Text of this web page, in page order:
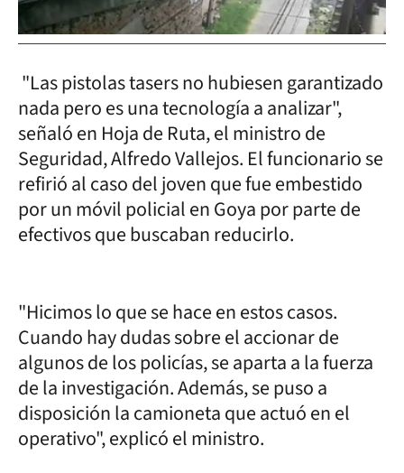
"Las pistolas tasers no hubiesen garantizado
nada pero es una tecnología a analizar",
señaló en Hoja de Ruta, el ministro de
Seguridad, Alfredo Vallejos. El funcionario se
refirió al caso del joven que fue embestido
por un móvil policial en Goya por parte de
efectivos que buscaban reducirlo.
"Hicimos lo que se hace en estos casos.
Cuando hay dudas sobre el accionar de
algunos de los policías, se aparta a la fuerza
de la investigación. Además, se puso a
disposición la camioneta que actuó en el
operativo", explicó el ministro.